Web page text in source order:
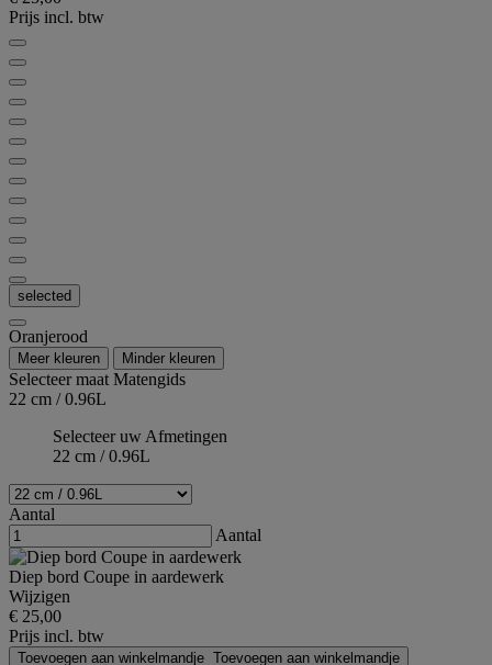
Prijs incl. btw
selected
Oranjerood
Meer kleuren Minder kleuren
Selecteer maatMatengids
22 cm / 0.96L
Selecteer uw Afmetingen
22 cm / 0.96L
Aantal
Aantal
Diep bord Coupe in aardewerk
Wijzigen
€ 25,00
Prijs incl. btw
Toevoegen aan winkelmandje Toevoegen aan winkelmandje